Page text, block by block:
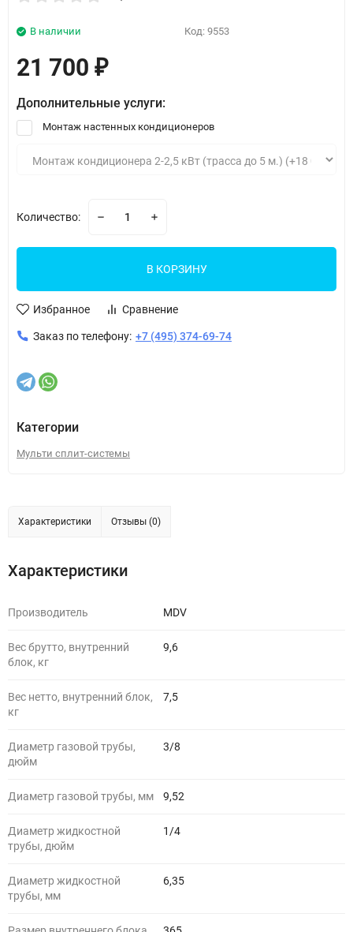
Код: 9553
В наличии
21 700 ₽
Дополнительные услуги:
Монтаж настенных кондиционеров
Количество:
В КОРЗИНУ
Избранное Сравнение
Заказ по телефону: +7 (495) 374-69-74
Категории
Мульти сплит-системы
Характеристики Отзывы (0)
Характеристики
Производитель MDV
Вес брутто, внутренний
блок, кг
9,6
Вес нетто, внутренний блок,
кг
7,5
Диаметр газовой трубы,
дюйм
3/8
Диаметр газовой трубы, мм 9,52
Диаметр жидкостной
трубы, дюйм
1/4
Диаметр жидкостной
трубы, мм
6,35